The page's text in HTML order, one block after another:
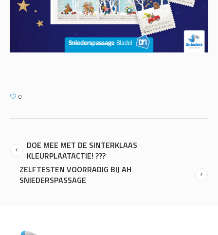
0
DOE MEE MET DE SINTERKLAAS
KLEURPLAATACTIE! ???
ZELFTESTEN VOORRADIG BIJ AH
SNIEDERSPASSAGE